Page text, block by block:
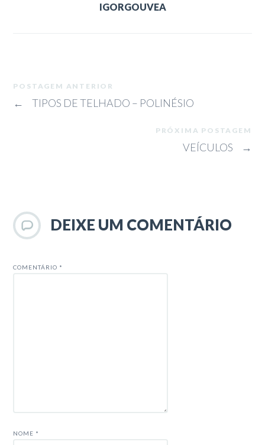
IGORGOUVEA
POSTAGEM ANTERIOR
← TIPOS DE TELHADO – POLINÉSIO
PRÓXIMA POSTAGEM
VEÍCULOS →
DEIXE UM COMENTÁRIO
COMENTÁRIO *
NOME *